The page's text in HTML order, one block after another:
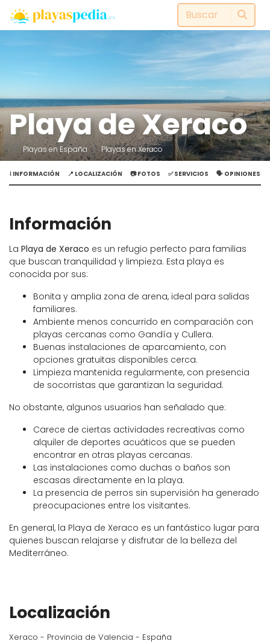
Playa de Xeraco
Playas en España Playas en Xeraco
ℹ️ INFORMACIÓN 📍 LOCALIZACIÓN 📷 FOTOS ✅ SERVICIOS 🗣️ OPINIONES
Información
La Playa de Xeraco es un refugio perfecto para familias
que buscan tranquilidad y limpieza. Esta playa es
conocida por sus:
Bonita y amplia zona de arena, ideal para salidas
familiares.
Ambiente menos concurrido en comparación con
playas cercanas como Gandía y Cullera.
Buenas instalaciones de aparcamiento, con
opciones gratuitas disponibles cerca.
Limpieza mantenida regularmente, con presencia
de socorristas que garantizan la seguridad.
No obstante, algunos usuarios han señalado que:
Carece de ciertas actividades recreativas como
alquiler de deportes acuáticos que se pueden
encontrar en otras playas cercanas.
Las instalaciones como duchas o baños son
escasas directamente en la playa.
La presencia de perros sin supervisión ha generado
preocupaciones entre los visitantes.
En general, la Playa de Xeraco es un fantástico lugar para
quienes buscan relajarse y disfrutar de la belleza del
Mediterráneo.
Localización
Xeraco - Provincia de Valencia - España